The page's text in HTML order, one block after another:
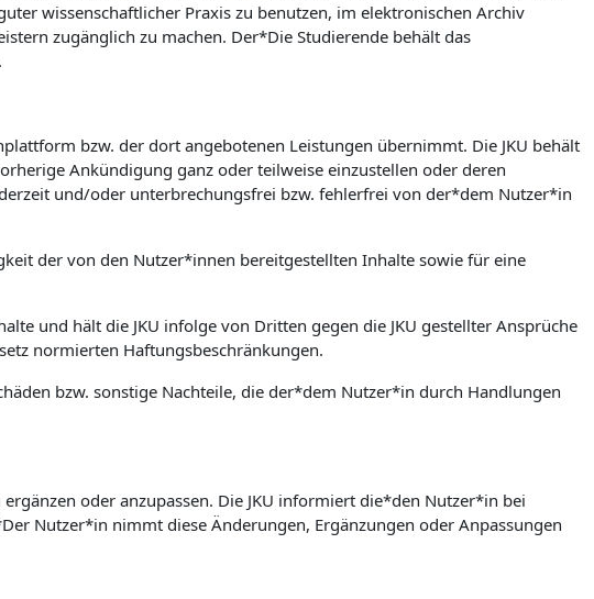
wissenschaftlicher Praxis zu benutzen, im elektronischen Archiv
zugänglich zu machen. Der*Die Studierende behält das
bzw. der dort angebotenen Leistungen übernimmt. Die JKU behält
Ankündigung ganz oder teilweise einzustellen oder deren
und/oder unterbrechungsfrei bzw. fehlerfrei von der*dem Nutzer*in
der von den Nutzer*innen bereitgestellten Inhalte sowie für eine
und hält die JKU infolge von Dritten gegen die JKU gestellter Ansprüche
normierten Haftungsbeschränkungen.
bzw. sonstige Nachteile, die der*dem Nutzer*in durch Handlungen
oder anzupassen. Die JKU informiert die*den Nutzer*in bei
Nutzer*in nimmt diese Änderungen, Ergänzungen oder Anpassungen